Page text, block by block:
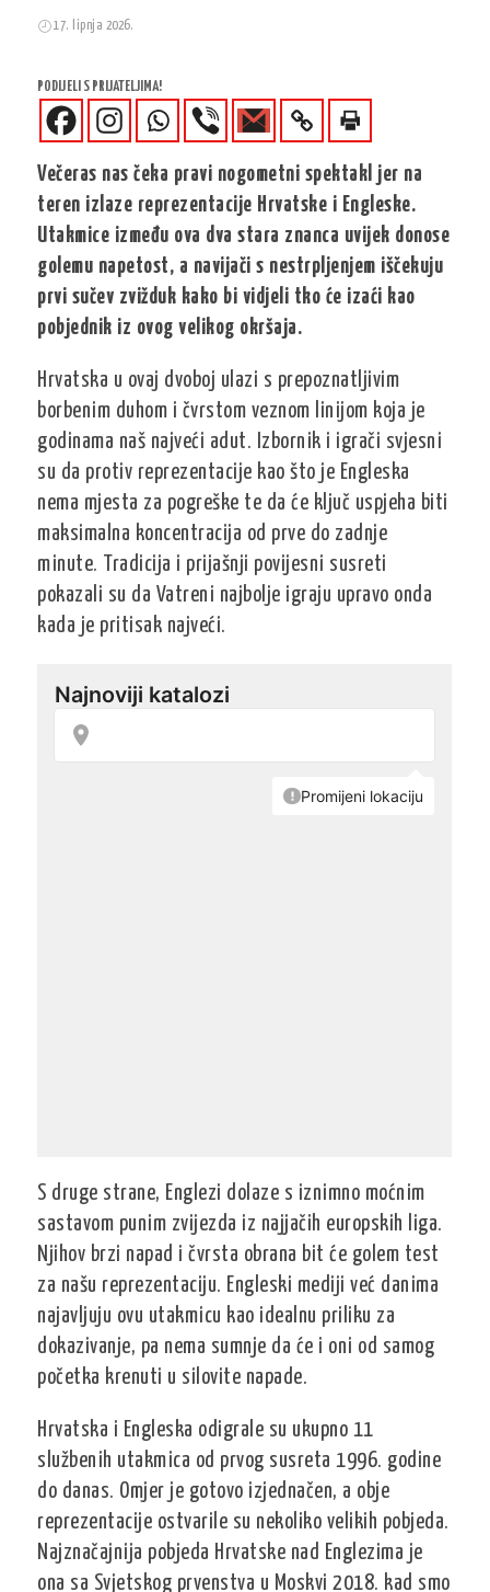
17. lipnja 2026.
PODIJELI S PRIJATELJIMA!
Večeras nas čeka pravi nogometni spektakl jer na
teren izlaze reprezentacije Hrvatske i Engleske.
Utakmice između ova dva stara znanca uvijek donose
golemu napetost, a navijači s nestrpljenjem iščekuju
prvi sučev zvižduk kako bi vidjeli tko će izaći kao
pobjednik iz ovog velikog okršaja.
Hrvatska u ovaj dvoboj ulazi s prepoznatljivim
borbenim duhom i čvrstom veznom linijom koja je
godinama naš najveći adut. Izbornik i igrači svjesni
su da protiv reprezentacije kao što je Engleska
nema mjesta za pogreške te da će ključ uspjeha biti
maksimalna koncentracija od prve do zadnje
minute. Tradicija i prijašnji povijesni susreti
pokazali su da Vatreni najbolje igraju upravo onda
kada je pritisak najveći.
S druge strane, Englezi dolaze s iznimno moćnim
sastavom punim zvijezda iz najjačih europskih liga.
Njihov brzi napad i čvrsta obrana bit će golem test
za našu reprezentaciju. Engleski mediji već danima
najavljuju ovu utakmicu kao idealnu priliku za
dokazivanje, pa nema sumnje da će i oni od samog
početka krenuti u silovite napade.
Hrvatska i Engleska odigrale su ukupno 11
službenih utakmica od prvog susreta 1996. godine
do danas. Omjer je gotovo izjednačen, a obje
reprezentacije ostvarile su nekoliko velikih pobjeda.
Najznačajnija pobjeda Hrvatske nad Englezima je
ona sa Svjetskog prvenstva u Moskvi 2018. kad smo